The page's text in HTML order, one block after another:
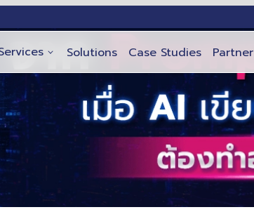
Solutions Case Studies Partner